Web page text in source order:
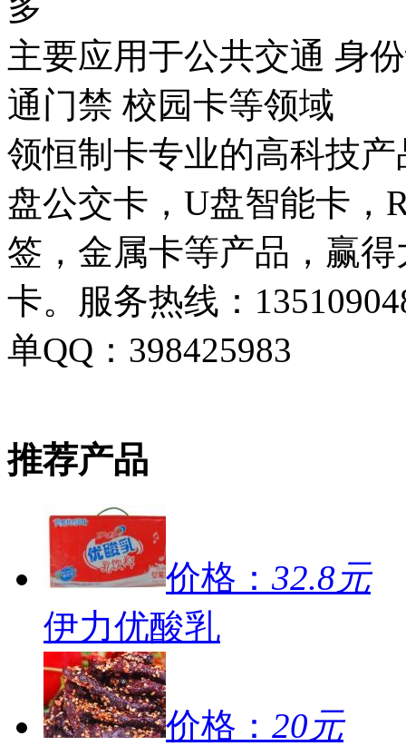
主要应用于公共交通 身
通门禁 校园卡等领域
领恒制卡专业的高科技
盘公交卡，U盘智能卡，
签，金属卡等产品，赢
卡。服务热线：
单QQ：398425983
推荐产品
价格： 32.8元
伊力优酸乳
价格： 20元